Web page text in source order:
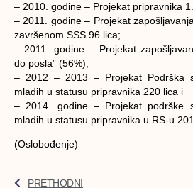
– 2010. godine – Projekat pripravnika
– 2011. godine – Projekat
završenom SSS 96 lica;
– 2011. godine – Projekat
do posla” (56%);
– 2012 – 2013 – Projekat Podrška
mladih u statusu pripravnika 220 lica i
– 2014. godine – Projekat podrške
mladih u statusu pripravnika u RS-u
(Oslobođenje)
PRETHODNI